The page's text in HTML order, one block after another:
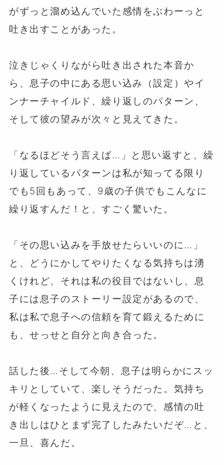
がずっと溜め込んでいた感情をぶわーっと
吐き出すことがあった。
泣きじゃくりながら吐き出された本音か
ら、息子の中にある思い込み（設定）やイ
ンナーチャイルド、繰り返しのパターン、
そして彼の望みが次々と見えてきた。
「なるほどそう言えば…」と思い返すと、繰
り返しているパターンは私が知ってる限り
でも5回もあって、9歳の子供でもこんなに
繰り返すんだ！と、すごく驚いた。
「その思い込みを手放せたらいいのに…」
と、どうにかしてやりたくなる気持ちは湧
くけれど、それは私の役目ではないし、息
子には息子のストーリー設定があるので、⁡
私は私で息子への信頼を育て鍛えるために
も、せっせと自分と向き合った。
話した後…そして今朝、息子は明らかにスッ
キリとしていて、楽しそうだった。気持ち
が軽くなったように見えたので、感情の吐
き出しはひとまず完了したみたいだぞ…と、
一旦、喜んだ。